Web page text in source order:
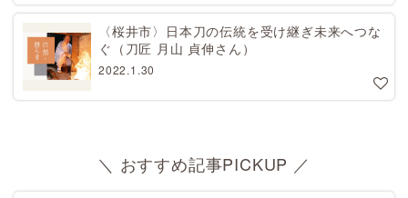
〈桜井市〉日本刀の伝統を受け継ぎ未来へつな
ぐ（刀匠 月山 貞伸さん）
2022.1.30
＼ おすすめ記事PICKUP ／